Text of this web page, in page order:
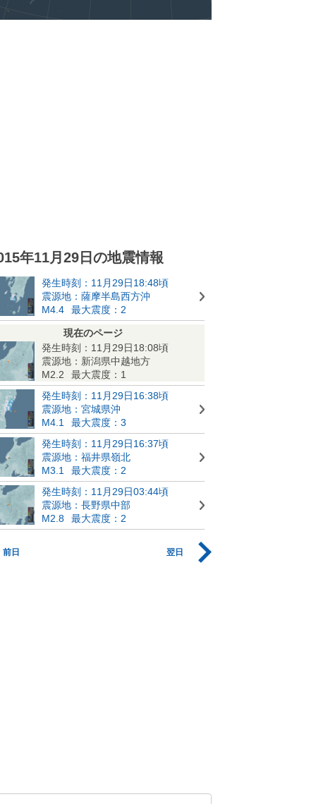
年11月29日の地震情報
発生時刻：11月29日18:48頃
震源地：薩摩半島西方沖
M4.4
最大震度：2
現在のページ
発生時刻：11月29日18:08頃
震源地：新潟県中越地方
M2.2
最大震度：1
発生時刻：11月29日16:38頃
震源地：宮城県沖
M4.1
最大震度：3
発生時刻：11月29日16:37頃
震源地：福井県嶺北
M3.1
最大震度：2
発生時刻：11月29日03:44頃
震源地：長野県中部
M2.8
最大震度：2
前日 翌日